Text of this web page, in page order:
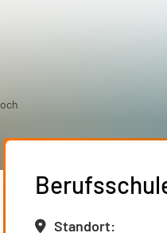
Standort: